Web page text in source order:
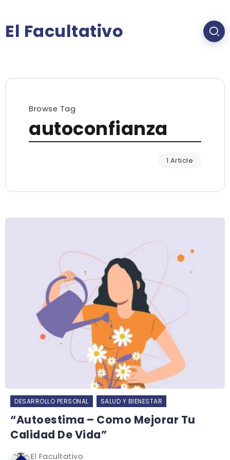
El Facultativo
Browse Tag
autoconfianza
1 Article
DESARROLLO PERSONAL SALUD Y BIENESTAR
“Autoestima – Como Mejorar Tu
Calidad De Vida”
El Facultativo